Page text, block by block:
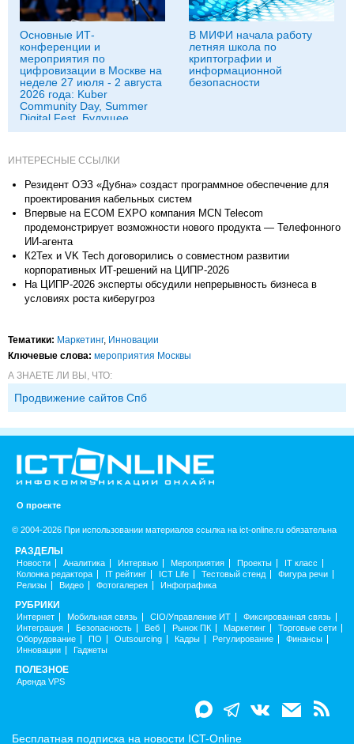
Основные ИТ-
конференции и
мероприятия по
цифровизации в Москве на
неделе 27 июля - 2 августа
2026 года: Kuber
Community Day, Summer
Digital Fest, Будущее
исследований в
В МИФИ начала работу
летняя школа по
криптографии и
информационной
безопасности
ИНТЕРЕСНЫЕ ССЫЛКИ
Резидент ОЭЗ «Дубна» создаст программное обеспечение для
проектирования кабельных систем
Впервые на ECOM EXPO компания MCN Telecom
продемонстрирует возможности нового продукта — Телефонного
ИИ-агента
К2Тех и VK Tech договорились о совместном развитии
корпоративных ИТ-решений на ЦИПР-2026
На ЦИПР-2026 эксперты обсудили непрерывность бизнеса в
условиях роста киберугроз
Тематики: Маркетинг, Инновации
Ключевые слова: мероприятия Москвы
А ЗНАЕТЕ ЛИ ВЫ, ЧТО:
Продвижение сайтов Спб
О проекте
© 2004-2026 При использовании материалов ссылка на ict-online.ru обязательна
РАЗДЕЛЫ
Новости Аналитика Интервью Мероприятия Проекты
IT класс
Колонка редактора
IT рейтинг ICT Life Тестовый стенд
Фигура речи
Релизы
Видео Фотогалерея Инфографика
РУБРИКИ
Интернет Мобильная связь CIO/Управление ИТ
Фиксированная связь
Интеграция
Безопасность Веб Рынок ПК Маркетинг
Торговые сети
Оборудование
ПО Outsourcing Кадры Регулирование
Финансы
Инновации
Гаджеты
ПОЛЕЗНОЕ
Аренда VPS
Бесплатная подписка на новости ICT-Online